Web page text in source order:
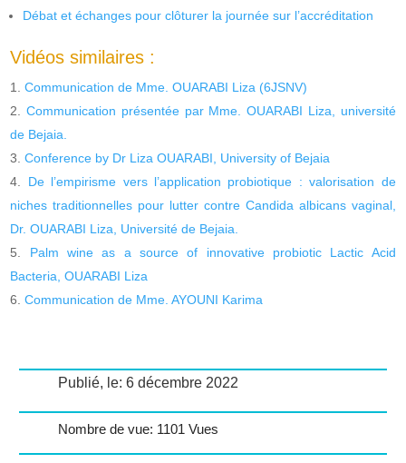
Débat et échanges pour clôturer la journée sur l’accréditation
Vidéos similaires :
Communication de Mme. OUARABI Liza (6JSNV)
Communication présentée par Mme. OUARABI Liza, université
de Bejaia.
Conference by Dr Liza OUARABI, University of Bejaia
De l’empirisme vers l’application probiotique : valorisation de
niches traditionnelles pour lutter contre Candida albicans vaginal,
Dr. OUARABI Liza, Université de Bejaia.
Palm wine as a source of innovative probiotic Lactic Acid
Bacteria, OUARABI Liza
Communication de Mme. AYOUNI Karima
Publié, le: 6 décembre 2022
Nombre de vue: 1101 Vues